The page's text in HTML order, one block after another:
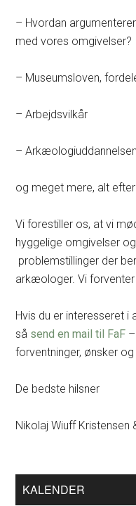
– Hvordan
med vores omgivelser?
– Museumsloven,
– Arbejdsvilkår
– Arkæologiuddannelsen
og meget mere, alt
Vi forestiller os, at vi
hyggelige omgivelser
problemstillinger der
arkæologer. Vi
Hvis du er interesseret i
så send en mail til FaF
forventninger, ønsker
De bedste hilsner
Nikolaj Wiuff Kristensen
Primær
Sidebar
KALENDER